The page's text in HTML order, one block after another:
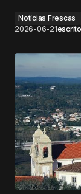
Notícias Frescas
2026-06-21